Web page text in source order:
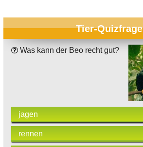
Tier-Quizfrage
Was kann der Beo recht gut?
jagen
rennen